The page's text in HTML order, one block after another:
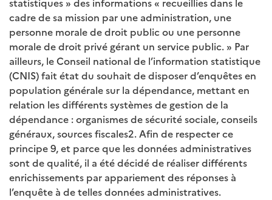
cadre de sa mission par une administration, une
personne morale de droit public ou une personne
morale de droit privé gérant un service public. » Par
ailleurs, le Conseil national de l’information statistique
(CNIS) fait état du souhait de disposer d’enquêtes en
population générale sur la dépendance, mettant en
relation les différents systèmes de gestion de la
dépendance : organismes de sécurité sociale, conseils
généraux, sources fiscales2. Afin de respecter ce
principe 9, et parce que les données administratives
sont de qualité, il a été décidé de réaliser différents
enrichissements par appariement des réponses à
l’enquête à de telles données administratives.